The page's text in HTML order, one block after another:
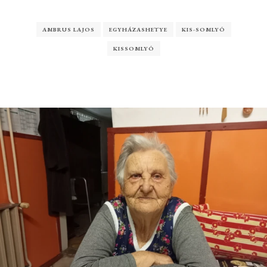
AMBRUS LAJOS EGYHÁZASHETYE KIS-SOMLYÓ
KISSOMLYÓ